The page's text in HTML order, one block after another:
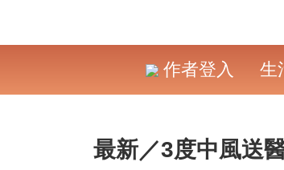
作者登入 生
最新／3度中風送